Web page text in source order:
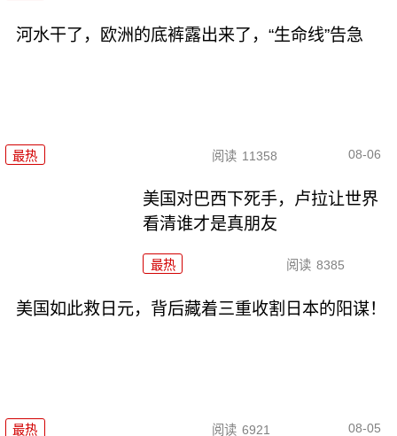
河水干了，欧洲的底裤露出来了，“生命线”告急
最热 阅读 11358 08-06
美国对巴西下死手，卢拉让世界
看清谁才是真朋友
最热 阅读 8385
美国如此救日元，背后藏着三重收割日本的阳谋！
最热 阅读 6921 08-05